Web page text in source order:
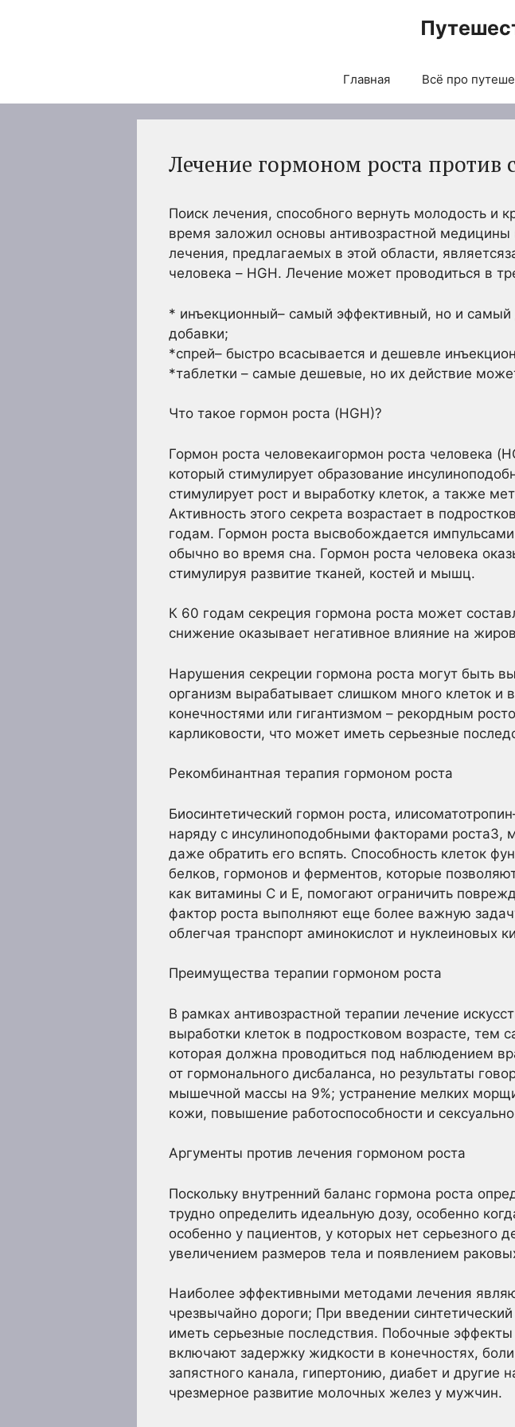
Главная Всё про
Лечение гормоном роста против
Поиск лечения, способного вернуть молодость и
время заложил основы антивозрастной
лечения, предлагаемых в этой области,
человека – HGH. Лечение может проводиться в
* инъекционный– самый эффективный, но и
добавки;
*спрей– быстро всасывается и дешевле
*таблетки – самые дешевые, но их действие
Что такое гормон роста (HGH)?
Гормон роста человекаигормон роста человека
который стимулирует образование
стимулирует рост и выработку клеток, а также
Активность этого секрета возрастает в
годам. Гормон роста высвобождается
обычно во время сна. Гормон роста человека
стимулируя развитие тканей, костей и мышц.
К 60 годам секреция гормона роста может
снижение оказывает негативное влияние на
Нарушения секреции гормона роста могут быть
организм вырабатывает слишком много клеток
конечностями или гигантизмом – рекордным
карликовости, что может иметь серьезные
Рекомбинантная терапия гормоном роста
Биосинтетический гормон роста,
наряду с инсулиноподобными факторами роста3,
даже обратить его вспять. Способность клеток
белков, гормонов и ферментов, которые
как витамины С и Е, помогают ограничить
фактор роста выполняют еще более важную
облегчая транспорт аминокислот и нуклеиновых
Преимущества терапии гормоном роста
В рамках антивозрастной терапии лечение
выработки клеток в подростковом возрасте, тем
которая должна проводиться под наблюдением
от гормонального дисбаланса, но результаты
мышечной массы на 9%; устранение мелких
кожи, повышение работоспособности и
Аргументы против лечения гормоном роста
Поскольку внутренний баланс гормона роста
трудно определить идеальную дозу, особенно
особенно у пациентов, у которых нет серьезного
увеличением размеров тела и появлением
Наиболее эффективными методами лечения
чрезвычайно дороги; При введении
иметь серьезные последствия. Побочные
включают задержку жидкости в конечностях,
запястного канала, гипертонию, диабет и
чрезмерное развитие молочных желез у мужчин.